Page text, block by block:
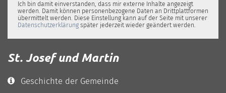
Ich bin damit einverstanden, dass mir externe Inhalte angezeigt
werden. Damit können personenbezogene Daten an Drittplattformen
übermittelt werden. Diese Einstellung kann auf der Seite mit unserer
Datenschutzerklärung später jederzeit wieder geändert werden.
St. Josef und Martin
Geschichte der Gemeinde